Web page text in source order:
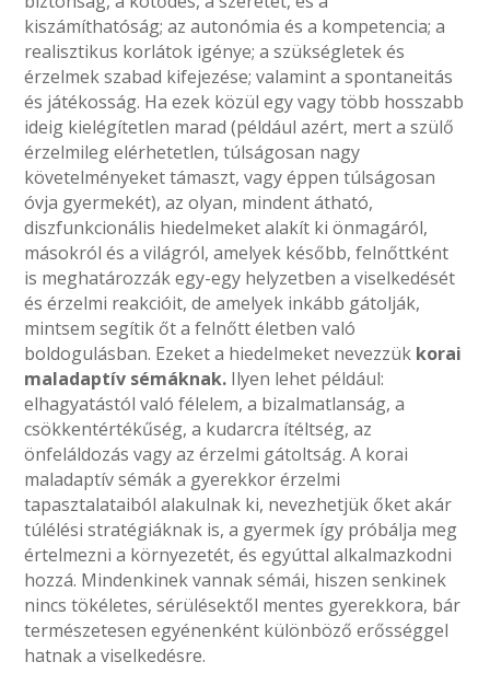
kiszámíthatóság; az autonómia és a kompetencia; a
realisztikus korlátok igénye; a szükségletek és
érzelmek szabad kifejezése; valamint a spontaneitás
és játékosság. Ha ezek közül egy vagy több hosszabb
ideig kielégítetlen marad (például azért, mert a szülő
érzelmileg elérhetetlen, túlságosan nagy
követelményeket támaszt, vagy éppen túlságosan
óvja gyermekét), az olyan, mindent átható,
diszfunkcionális hiedelmeket alakít ki önmagáról,
másokról és a világról, amelyek később, felnőttként
is meghatározzák egy-egy helyzetben a viselkedését
és érzelmi reakcióit, de amelyek inkább gátolják,
mintsem segítik őt a felnőtt életben való
boldogulásban. Ezeket a hiedelmeket nevezzük korai
maladaptív sémáknak. Ilyen lehet például:
elhagyatástól való félelem, a bizalmatlanság, a
csökkentértékűség, a kudarcra ítéltség, az
önfeláldozás vagy az érzelmi gátoltság. A korai
maladaptív sémák a gyerekkor érzelmi
tapasztalataiból alakulnak ki, nevezhetjük őket akár
túlélési stratégiáknak is, a gyermek így próbálja meg
értelmezni a környezetét, és egyúttal alkalmazkodni
hozzá. Mindenkinek vannak sémái, hiszen senkinek
nincs tökéletes, sérülésektől mentes gyerekkora, bár
természetesen egyénenként különböző erősséggel
hatnak a viselkedésre.